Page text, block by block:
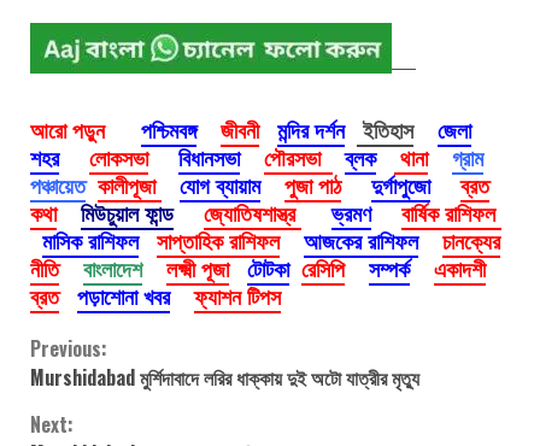
আরো পড়ুন পশ্চিমবঙ্গ জীবনী মন্দির দর্শন ইতিহাস
জেলা
শহর
লোকসভা বিধানসভা পৌরসভা ব্লক থানা
গ্রাম
পঞ্চায়েত কালীপূজা যোগ ব্যায়াম পুজা পাঠ দুর্গাপুজো
ব্রত
কথা
মিউচুয়াল ফান্ড জ্যোতিষশাস্ত্র ভ্রমণ
বার্ষিক রাশিফল
মাসিক রাশিফল সাপ্তাহিক রাশিফল আজকের রাশিফল
চানক্যের
নীতি
বাংলাদেশ লক্ষ্মী পূজা টোটকা রেসিপি সম্পর্ক
একাদশী
ব্রত পড়াশোনা খবর ফ্যাশন টিপস
Continue
Reading
Previous:
Murshidabad মুর্শিদাবাদে লরির ধাক্কায় দুই অটো যাত্রীর মৃত্যু
Next: